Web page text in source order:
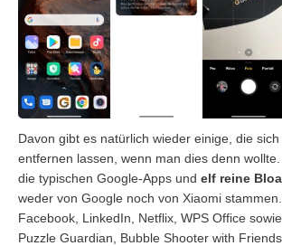
Davon gibt es natürlich wieder einige, die
entfernen lassen, wenn man dies denn
die typischen Google-Apps und elf reine
weder von Google noch von Xiaomi
Facebook, LinkedIn, Netflix, WPS Office
Puzzle Guardian, Bubble Shooter with